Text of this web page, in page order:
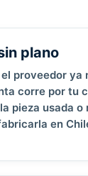
plano
proveedor ya
corre por tu
pieza usada
en